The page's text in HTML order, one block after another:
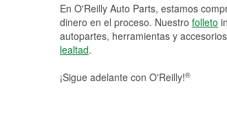
En O'Reilly Auto Parts, estamos
dinero en el proceso. Nuestro folleto
autopartes, herramientas y
lealtad.
¡Sigue adelante con O'Reilly!®